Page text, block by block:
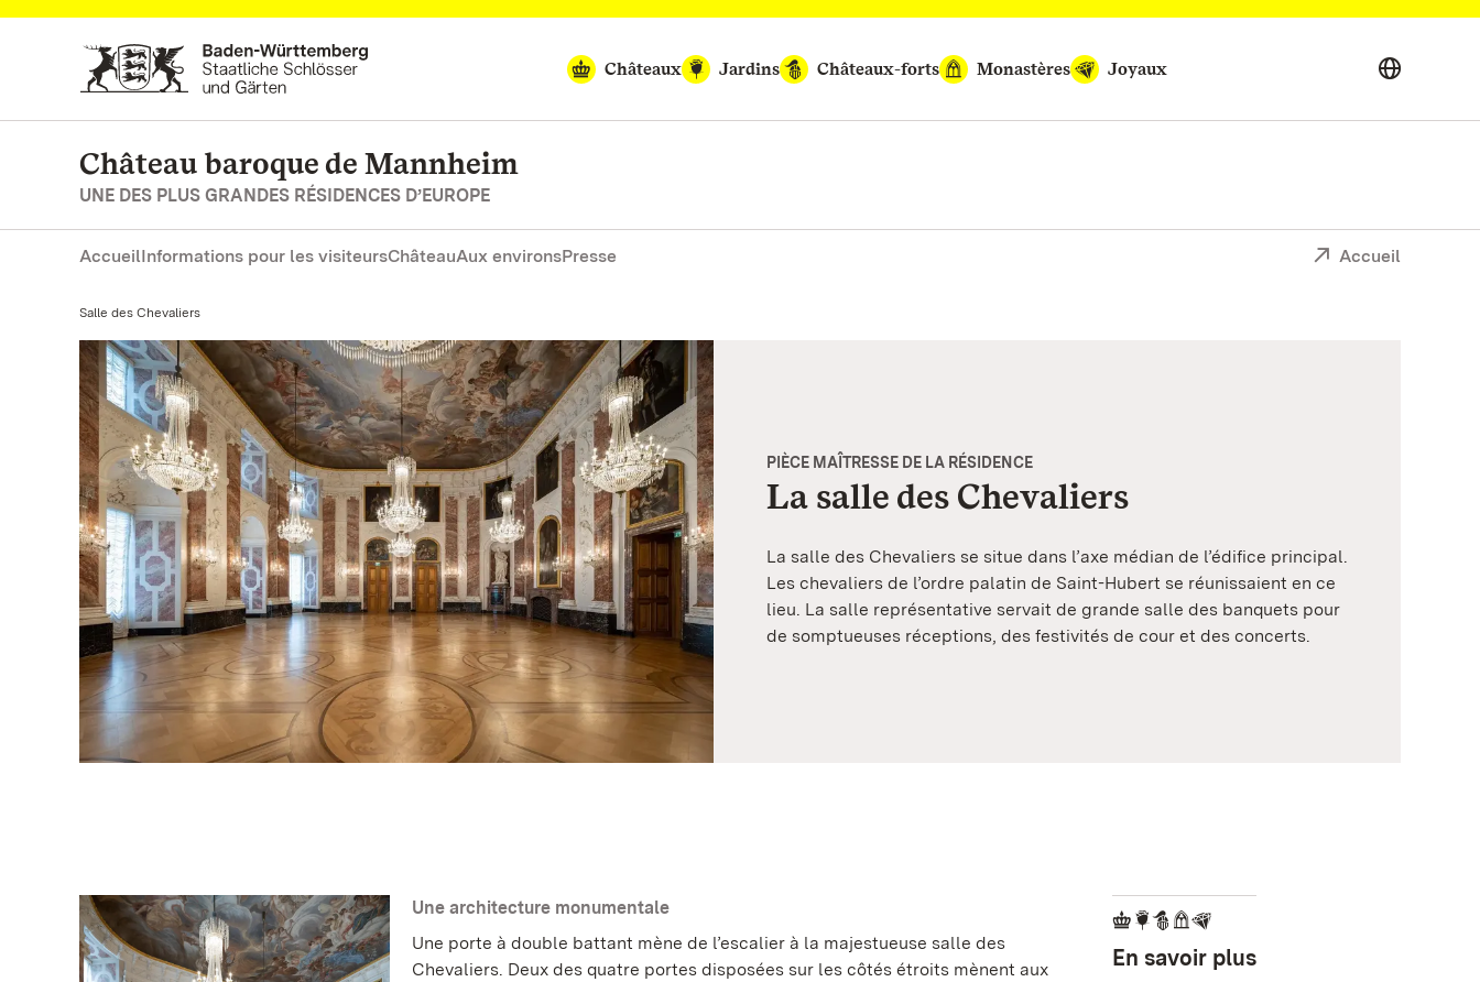
Vers la page d’accueil
Châteaux
Jardins Châteaux-forts Monastères Joyaux
Château baroque de Mannheim
UNE DES PLUS GRANDES RÉSIDENCES D’EUROPE
AccueilInformations pour les visiteursChâteauAux environsPresse Accueil
Actuel:
Salle des Chevaliers
PIÈCE MAÎTRESSE DE LA RÉSIDENCE
La salle des Chevaliers
La salle des Chevaliers se situe dans l’axe médian de l’édifice principal.
Les chevaliers de l’ordre palatin de Saint-Hubert se réunissaient en ce
lieu. La salle représentative servait de grande salle des banquets pour
de somptueuses réceptions, des festivités de cour et des concerts.
Une architecture monumentale
Une porte à double battant mène de l’escalier à la majestueuse salle des
Chevaliers. Deux des quatre portes disposées sur les côtés étroits mènent aux
En savoir plus